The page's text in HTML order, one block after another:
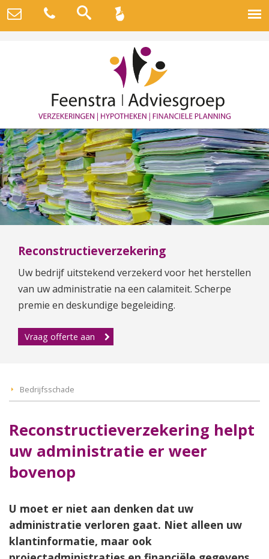
Reconstructieverzekering
Uw bedrijf uitstekend verzekerd voor het herstellen
van uw administratie na een calamiteit. Scherpe
premie en deskundige begeleiding.
Vraag offerte aan
Bedrijfsschade
Reconstructieverzekering helpt
uw administratie er weer
bovenop
U moet er niet aan denken dat uw
administratie verloren gaat. Niet alleen uw
klantinformatie, maar ook